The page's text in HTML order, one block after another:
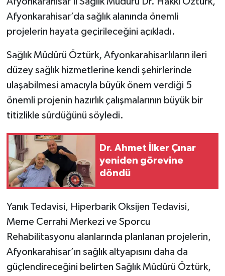
Afyonkarahisar’da sağlık alanında önemli
projelerin hayata geçirileceğini açıkladı.
Sağlık Müdürü Öztürk, Afyonkarahisarlıların ileri
düzey sağlık hizmetlerine kendi şehirlerinde
ulaşabilmesi amacıyla büyük önem verdiği 5
önemli projenin hazırlık çalışmalarının büyük bir
titizlikle sürdüğünü söyledi.
Dr. Ahmet İlker Çınar
yeniden görevine
döndü
Yanık Tedavisi, Hiperbarik Oksijen Tedavisi,
Meme Cerrahi Merkezi ve Sporcu
Rehabilitasyonu alanlarında planlanan projelerin,
Afyonkarahisar’ın sağlık altyapısını daha da
güçlendireceğini belirten Sağlık Müdürü Öztürk,